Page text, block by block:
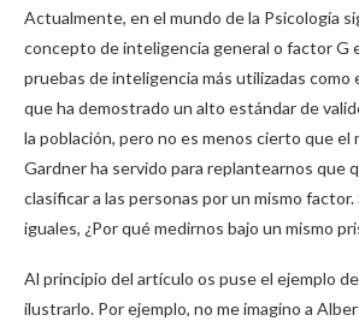
Actualmente, en el mundo de la Psicología
concepto de inteligencia general o factor G
pruebas de inteligencia más utilizadas como
que ha demostrado un alto estándar de
la población, pero no es menos cierto que el
Gardner ha servido para replantearnos que
clasificar a las personas por un mismo
iguales, ¿Por qué medirnos bajo un mismo
Al principio del artículo os puse el ejemplo
ilustrarlo. Por ejemplo, no me imagino a